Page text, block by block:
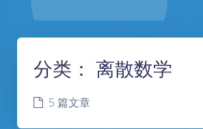
分类： 离散数学
5 篇文章